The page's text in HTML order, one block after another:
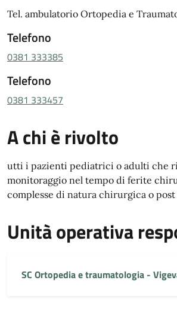
Tel. ambulatorio Ortopedia e
Telefono
0381 333385
Telefono
0381 333457
A chi è rivolto
utti i pazienti pediatrici o adulti che
monitoraggio nel tempo di ferite
complesse di natura chirurgica o
Unità operativa
SC Ortopedia e traumatologia -